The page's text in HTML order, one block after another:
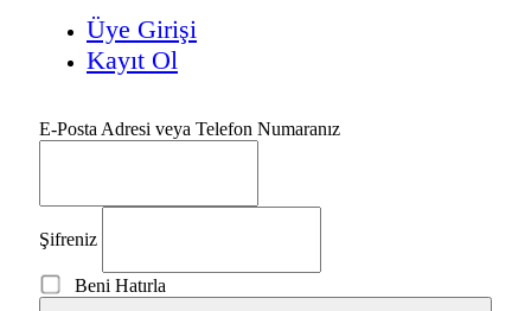
Üye Girişi
Kayıt Ol
E-Posta Adresi veya Telefon Numaranız
Şifreniz
Beni Hatırla